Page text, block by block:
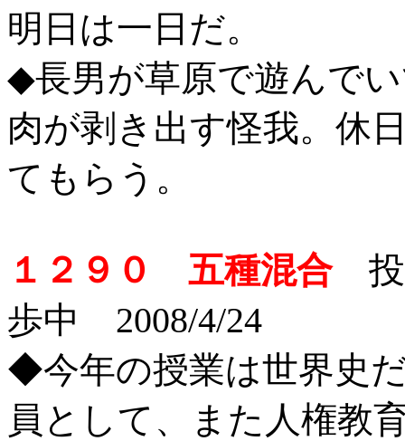
明日は一日だ。
◆長男が草原で遊んで
肉が剥き出す怪我。休
てもらう。
１２９０ 五種混合投
歩中 2008/4/24
◆今年の授業は世界史
員として、また人権教